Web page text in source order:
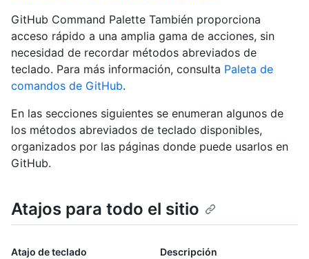
GitHub Command Palette También proporciona
acceso rápido a una amplia gama de acciones, sin
necesidad de recordar métodos abreviados de
teclado. Para más información, consulta Paleta de
comandos de GitHub.
En las secciones siguientes se enumeran algunos de
los métodos abreviados de teclado disponibles,
organizados por las páginas donde puede usarlos en
GitHub.
Atajos para todo el sitio
Atajo de teclado Descripción